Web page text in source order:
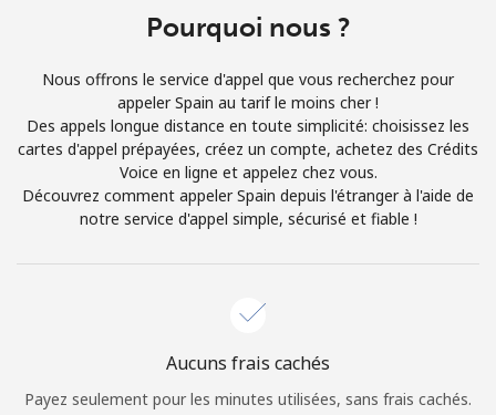
ou
Continue avec
Pourquoi nous ?
Nous offrons le service d'appel que vous recherchez pour
appeler Spain au tarif le moins cher !
Des appels longue distance en toute simplicité: choisissez les
cartes d'appel prépayées, créez un compte, achetez des Crédits
Voice en ligne et appelez chez vous.
Découvrez comment appeler Spain depuis l'étranger à l'aide de
notre service d'appel simple, sécurisé et fiable !
Aucuns frais cachés
Payez seulement pour les minutes utilisées, sans frais cachés.